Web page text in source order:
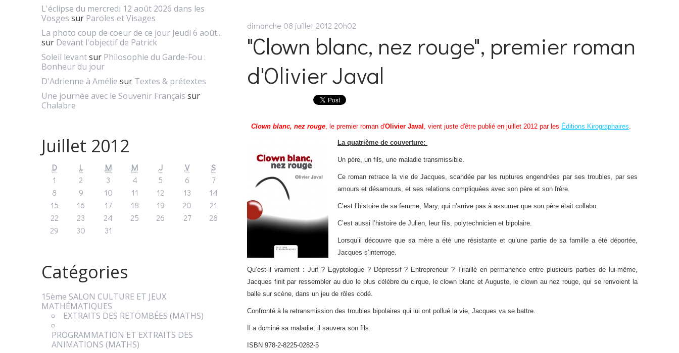
L'éclipse du mercredi 12 août 2026 dans les
Vosges sur Paroles et Visages
La photo coup de coeur de ce jour Jeudi 6 août...
sur Devant l'objectif de Patrick
Soleil levantsur Philosophie du Garde-Fou :
Bonheur du jour
D'Adrienne à Amélie sur Textes & prétextes
Une journée avec le Souvenir Français sur
Chalabre
Juillet 2012
D L M M J V
S
1
2 3 4 5 6
7
8
9 10 11 12 13
14
15
16 17 18 19 20
21
22
23 24 25 26 27
28
29
30 31
Catégories
15ème SALON CULTURE ET JEUX
MATHÉMATIQUES
EXTRAITS DES RETOMBÉES (MATHS)
PROGRAMMATION ET EXTRAITS DES
ANIMATIONS (MATHS)
dimanche 08 juillet 2012 20h02
"Clown blanc, nez rouge", premier roman
d'Olivier Javal
Clown blanc, nez rouge, le premier roman d'Olivier Javal , vient juste d'être publié en juillet 2012 par les Éditions Kirographaires.
La quatrième de couverture:
Un père, un fils, une maladie transmissible.
Ce roman retrace la vie de Jacques, scandée par les ruptures engendrées par ses troubles, par ses
amours et désamours, et ses relations compliquées avec son père et son frère.
C’est l’histoire de sa femme, Mary, qui n’arrive pas à assumer que son père était collabo.
C’est aussi l’histoire de Julien, leur fils, polytechnicien et bipolaire.
Lorsqu’il découvre que sa mère a été une résistante et qu’une partie de sa famille a été déportée,
Jacques s’interroge.
Qu’est-il vraiment : Juif ? Egyptologue ? Dépressif ? Entrepreneur ? Tiraillé en permanence entre plusieurs parties de lui-même,
Jacques finit par ressembler au duo le plus célèbre du cirque, le clown blanc et Auguste, le clown au nez rouge, qui se renvoient la
balle sur scène, dans un jeu de rôles codé.
Confronté à la retransmission des troubles bipolaires qui lui ont pollué la vie, Jacques va se battre.
Il a dominé sa maladie, il sauvera son fils.
ISBN 978-2-8225-0282-5